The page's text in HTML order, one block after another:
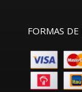
FORMAS